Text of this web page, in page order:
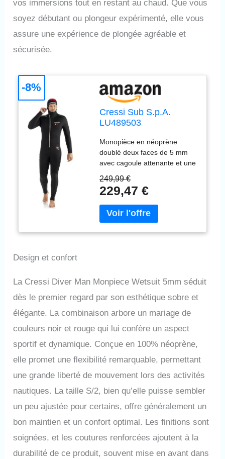
vos immersions tout en restant au chaud. Que vous
soyez débutant ou plongeur expérimenté, elle vous
assure une expérience de plongée agréable et
sécurisée.
Cressi Sub S.p.A.
LU489503
plongée Noir Taille M/3
Monopièce en néoprène
doublé deux faces de 5 mm
avec cagoule attenante et une
jambes sont préformées pour
faciliter la flexion naturelle et
typique des membres durant
le palmage. Une garniture en
l'intérieur du contour du
anti-usure sur le genoux Aux
assurée par des manchons
doublés sur les deux faces. La
pour les chevilles mais avec
l'ajout d'une fermeture à
l'enfilage.
249,99 €
229,47 €
-8%
Design et confort
La Cressi Diver Man Monpiece Wetsuit 5mm séduit
dès le premier regard par son esthétique sobre et
élégante. La combinaison arbore un mariage de
couleurs noir et rouge qui lui confère un aspect
sportif et dynamique. Conçue en 100% néoprène,
elle promet une flexibilité remarquable, permettant
une grande liberté de mouvement lors des activités
nautiques. La taille S/2, bien qu’elle puisse sembler
un peu ajustée pour certains, offre généralement un
bon maintien et un confort optimal. Les finitions sont
soignées, et les coutures renforcées ajoutent à la
durabilité de ce produit, souvent mise en avant dans